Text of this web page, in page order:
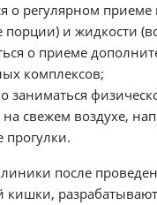
о регулярном
порции) и жидкости
о приеме
комплексов;
заниматься
свежем воздухе,
после
кишки,